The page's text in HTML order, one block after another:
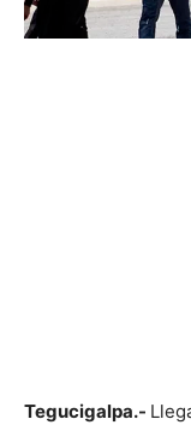
Tegucigalpa.-